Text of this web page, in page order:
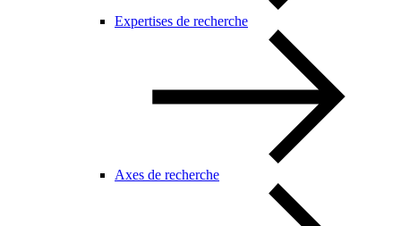
Expertises de recherche
Axes de recherche